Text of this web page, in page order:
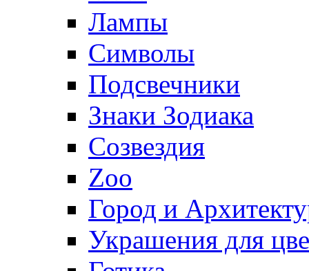
Лампы
Символы
Подсвечники
Знаки Зодиака
Созвездия
Zoo
Город и
Украшения для